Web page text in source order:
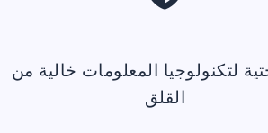
لتكنولوجيا المعلومات خالية من
القلق